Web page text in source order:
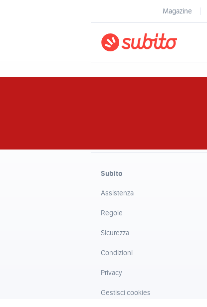
Magazine
Subito
Assistenza
Regole
Sicurezza
Condizioni
Privacy
Gestisci cookies